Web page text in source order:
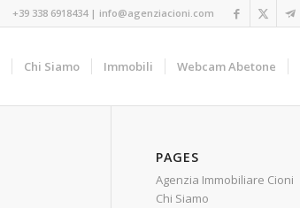
+39 338 6918434| info@agenziacioni.com
Chi Siamo Immobili Webcam Abetone
PAGES
Agenzia Immobiliare Cioni
Chi Siamo